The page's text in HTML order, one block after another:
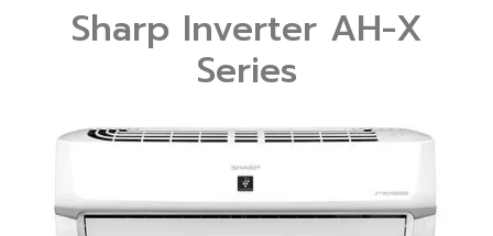
Sharp Inverter AH-X
Series